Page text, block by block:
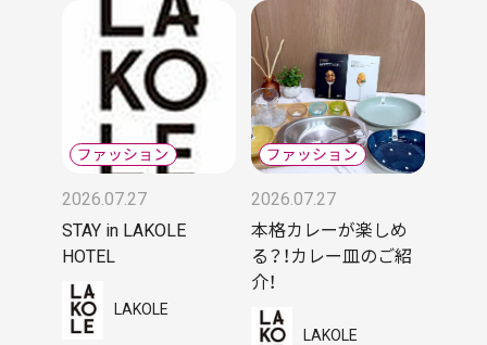
2026.07.27
STAY in LAKOLE
HOTEL
LAKOLE
2026.07.27
本格カレーが楽しめ
る？！カレー皿のご紹
介！
LAKOLE